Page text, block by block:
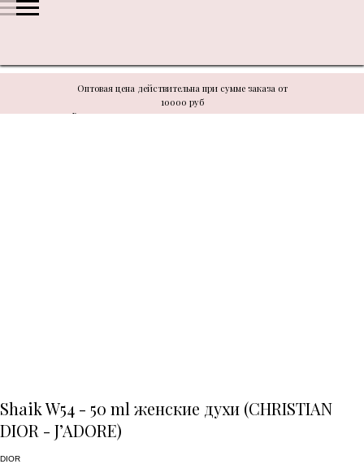
Оптовая цена действительна при сумме заказа от
10000 руб
В связи с техническими моментами цену уточнять у
Shaik W54 - 50 ml женские духи (CHRISTIAN
DIOR - J’ADORE)
DIOR